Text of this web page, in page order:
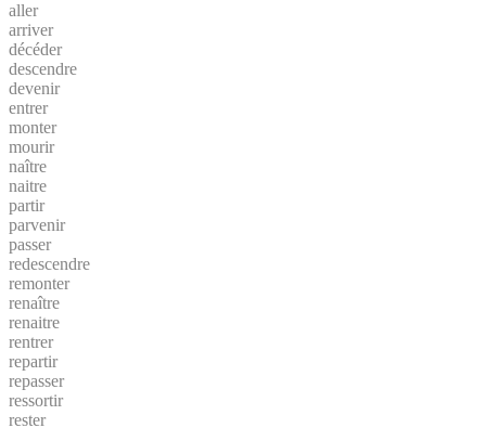
aller
arriver
décéder
descendre
devenir
entrer
monter
mourir
naître
naitre
partir
parvenir
passer
redescendre
remonter
renaître
renaitre
rentrer
repartir
repasser
ressortir
rester